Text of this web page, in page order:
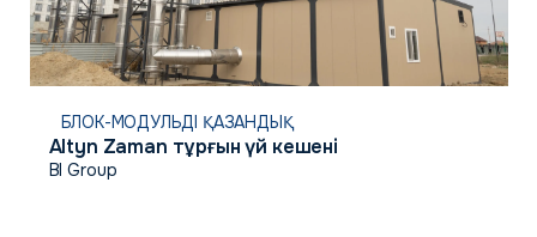
БЛОК-МОДУЛЬДІ ҚАЗАНДЫҚ
Altyn Zaman тұрғын үй кешені
BI Group